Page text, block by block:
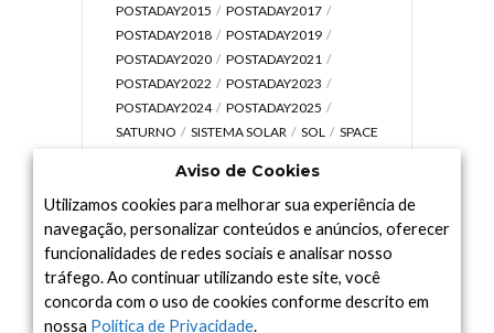
POSTADAY2015
POSTADAY2017
POSTADAY2018
POSTADAY2019
POSTADAY2020
POSTADAY2021
POSTADAY2022
POSTADAY2023
POSTADAY2024
POSTADAY2025
SATURNO
SISTEMA SOLAR SOL
SPACE
UNIVERSO
VÍDEO
Arquivo
Arquivo
Aviso de Cookies
Utilizamos cookies para melhorar sua experiência de
navegação, personalizar conteúdos e anúncios, oferecer
funcionalidades de redes sociais e analisar nosso
tráfego. Ao continuar utilizando este site, você
concorda com o uso de cookies conforme descrito em
nossa Política de Privacidade.